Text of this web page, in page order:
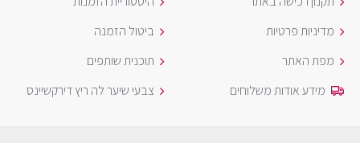
מדיניות פרטיות
מפת האתר
מידע אודות משלוחים
ביטול הזמנה
תוכנית שותפים
צבעי שיער לה ריץ דירקשיינס